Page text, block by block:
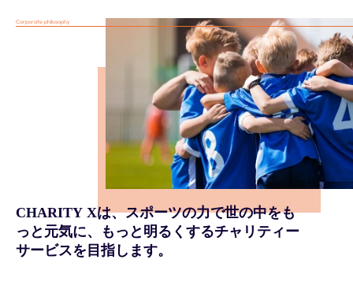
Corporate philosophy
CHARITY Xは、スポーツの力で世の中をも
っと元気に、もっと明るくするチャリティー
サービスを目指します。